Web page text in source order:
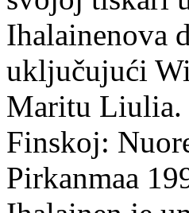
Ihalainenova
uključujući
Maritu Liulia.
Finskoj:
Pirkanmaa